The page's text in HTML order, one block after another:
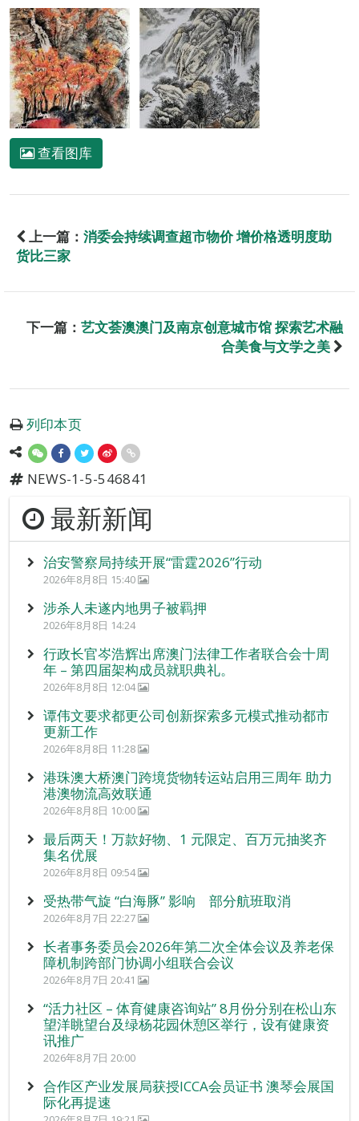
查看图库
上一篇： 消委会持续调查超市物价 增价格透明度助
货比三家
下一篇： 艺文荟澳澳门及南京创意城市馆 探索艺术融
合美食与文学之美
列印本页
NEWS-1-5-546841
最新新闻
治安警察局持续开展“雷霆2026”行动
2026年8月8日 15:40
涉杀人未遂内地男子被羁押
2026年8月8日 14:24
行政长官岑浩辉出席澳门法律工作者联合会十周
年 – 第四届架构成员就职典礼。
2026年8月8日 12:04
谭伟文要求都更公司创新探索多元模式推动都市
更新工作
2026年8月8日 11:28
港珠澳大桥澳门跨境货物转运站启用三周年 助力
港澳物流高效联通
2026年8月8日 10:00
最后两天！万款好物、1 元限定、百万元抽奖齐
集名优展
2026年8月8日 09:54
受热带气旋 “白海豚” 影响 部分航班取消
2026年8月7日 22:27
长者事务委员会2026年第二次全体会议及养老保
障机制跨部门协调小组联合会议
2026年8月7日 20:41
“活力社区 – 体育健康咨询站” 8月份分别在松山东
望洋眺望台及绿杨花园休憩区举行，设有健康资
讯推广
2026年8月7日 20:00
合作区产业发展局获授ICCA会员证书 澳琴会展国
际化再提速